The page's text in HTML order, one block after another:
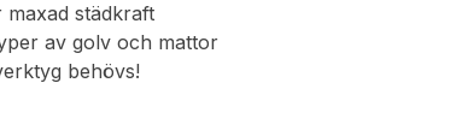
städkraft
av golv och mattor
behövs!